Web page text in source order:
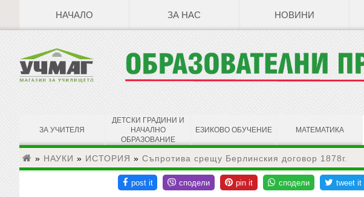
НАЧАЛО ЗА НАС НОВИНИ
ЗА УЧИТЕЛЯ
ДЕТСКИ ГРАДИНИ И
НАЧАЛНО
ОБРАЗОВАНИЕ
ЕЗИКОВО ОБУЧЕНИЕ МАТЕМАТИКА
» НАУКИ » ИСТОРИЯ » Съпротива срещу Берлинския договор 1878г.